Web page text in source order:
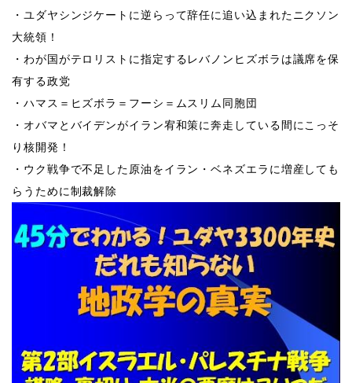
・ユダヤシンジケートに逆らって辞任に追い込まれたニクソン
大統領！
・わが国がテロリストに指定するレバノンヒズボラは議席を保
有する政党
・ハマス＝ヒズボラ＝フーシ＝ムスリム同胞団
・オバマとバイデンがイラン宥和策に奔走している間にこっそ
り核開発！
・ウク戦争で不足した原油をイラン・ベネズエラに増産しても
らうために制裁解除